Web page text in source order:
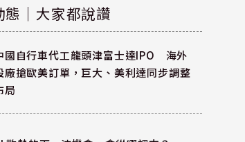
態｜大家都說讚
國自行車代工龍頭津富士達IPO 海外
廠搶歐美訂單，巨大、美利達同步調整
局